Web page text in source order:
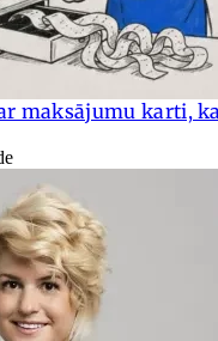
maksājumu karti,